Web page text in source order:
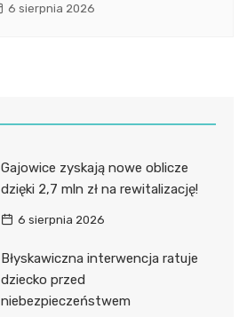
6 sierpnia 2026
Gajowice zyskają nowe oblicze
dzięki 2,7 mln zł na rewitalizację!
6 sierpnia 2026
Błyskawiczna interwencja ratuje
dziecko przed
niebezpieczeństwem